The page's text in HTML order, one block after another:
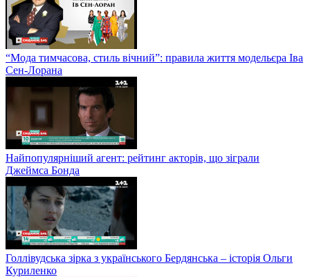
“Мода тимчасова, стиль вічний”: правила життя модельєра Іва
Сен-Лорана
Найпопулярніший агент: рейтинг акторів, що зіграли
Джеймса Бонда
Голлівудська зірка з українського Бердянська – історія Ольги
Куриленко